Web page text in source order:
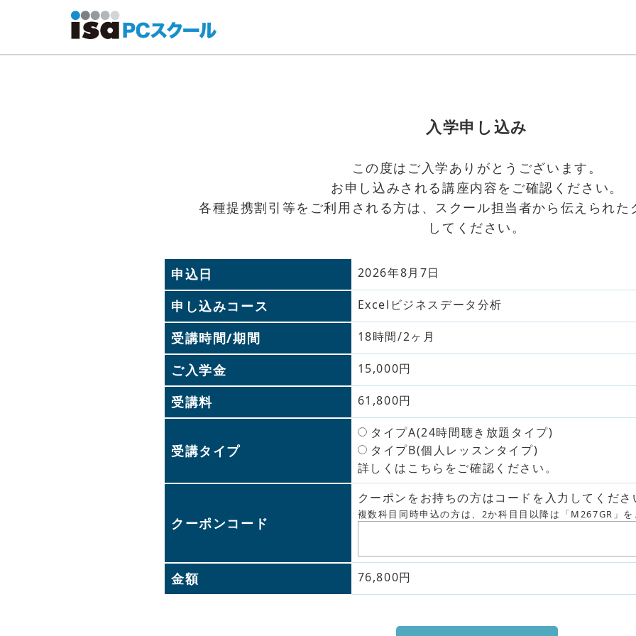
入学申し込み
この度はご入学ありがとうございます。
お申し込みされる講座内容をご確認ください。
各種提携割引等をご利用される方は、スクール担当者から伝えられた
してください。
申込日 2026年8月7日
申し込みコース Excelビジネスデータ分析
受講時間/期間 18時間/2ヶ月
ご入学金 15,000円
受講料 61,800円
受講タイプ
タイプA(24時間聴き放題タイプ)
タイプB(個人レッスンタイプ)
詳しくはこちらをご確認ください。
クーポンコード
クーポンをお持ちの方はコードを入力してくださ
複数科目同時申込の方は、2か科目目以降は「M267GR」を
金額 76,800円